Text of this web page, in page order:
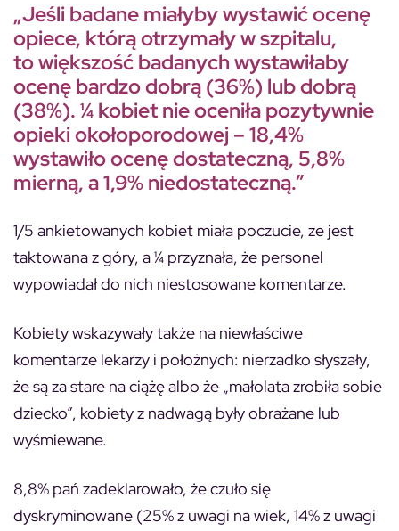
„Jeśli badane miałyby wystawić ocenę
opiece, którą otrzymały w szpitalu,
to większość badanych wystawiłaby
ocenę bardzo dobrą (36%) lub dobrą
(38%). ¼ kobiet nie oceniła pozytywnie
opieki okołoporodowej – 18,4%
wystawiło ocenę dostateczną, 5,8%
mierną, a 1,9% niedostateczną.”
1/5 ankietowanych kobiet miała poczucie, ze jest
taktowana z góry, a ¼ przyznała, że personel
wypowiadał do nich niestosowane komentarze.
Kobiety wskazywały także na niewłaściwe
komentarze lekarzy i położnych: nierzadko słyszały,
że są za stare na ciążę albo że „małolata zrobiła sobie
dziecko”, kobiety z nadwagą były obrażane lub
wyśmiewane.
8,8% pań zadeklarowało, że czuło się
dyskryminowane (25% z uwagi na wiek, 14% z uwagi